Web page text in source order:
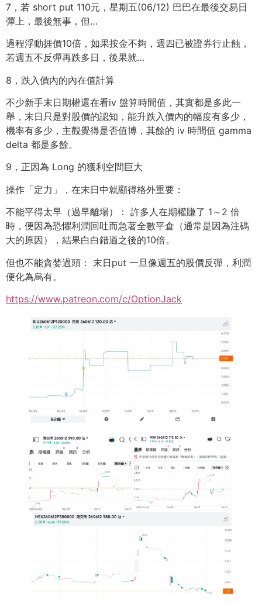
7，若 short put 110元，星期五(06/12) 巴巴在最後交易日
彈上，最後無事，但…
過程浮動捱價10倍，如果按金不夠，週四已被證券行止蝕，
若週五不反彈再跌多日，後果就…
8，跌入價內的內在值計算
不少新手末日期權還在看iv 盤算時間值，其實都是多此一
舉，末日只是對股價的認知，能升跌入價內的幅度有多少，
機率有多少，主觀覺得是否值博，其餘的 iv 時間值 gamma
delta 都是多餘。
9，正因為 Long 的獲利空間巨大
操作「定力」，在末日中就顯得格外重要：
不能平得太早（過早離場）： 許多人在期權賺了 1～2 倍
時，便因為恐懼利潤回吐而急著全數平倉（通常是因為注碼
大的原因），結果白白錯過之後的10倍。
但也不能貪婪過頭： 末日put 一旦像週五的股價反彈，利潤
便化為烏有。
https://www.patreon.com/c/OptionJack